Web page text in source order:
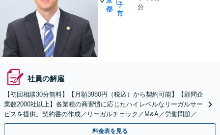
都
子
市
分
社員の解雇
【初回相談30分無料】【月額3980円（税込）から契約可能】【顧問企
業数2000社以上】各業種の商習慣に応じたハイレベルなリーガルサー
ビスを提供。契約書の作成／リーガルチェック／M&A／労働問題／知
的財産等、お任せください【他士業連携可能】
料金表を見る